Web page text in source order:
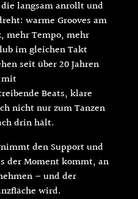
langsam anrollt und
warme Grooves am
mehr Tempo, mehr
im gleichen Takt
seit über 20 Jahren
mit
Beats, klare
nicht nur zum Tanzen
drin hält.
den Support und
der Moment kommt, an
– und der
wird.